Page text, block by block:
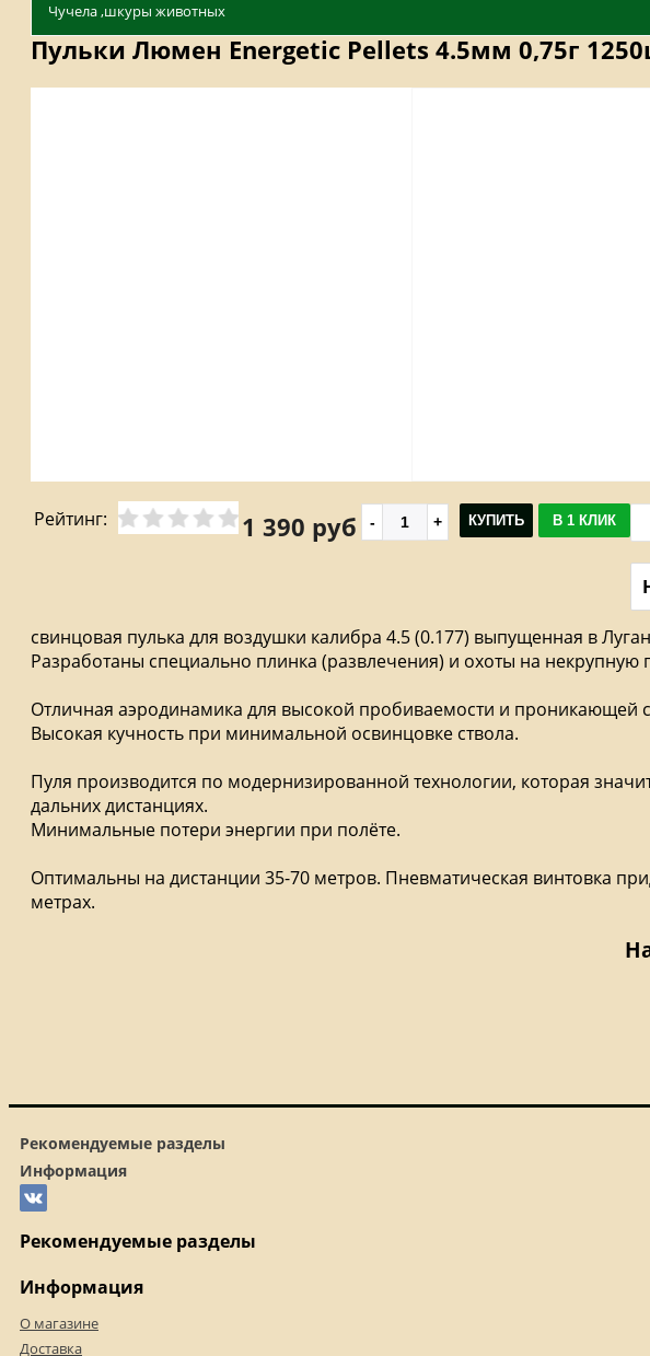
Чучела ,шкуры животных
Пульки Люмен Energetic Pellets 4.5мм 0,75г
Описание Отзывы Наличие на складах
Рейтинг: 1 390 руб КУПИТЬ В 1 КЛИК
свинцовая пулька для воздушки калибра 4.5 (0.177) выпущенная в
Разработаны специально плинка (развлечения) и охоты на некрупную
Отличная аэродинамика для высокой пробиваемости и проникающей
Высокая кучность при минимальной освинцовке ствола.
Пуля производится по модернизированной технологии, которая
дальних дистанциях.
Минимальные потери энергии при полёте.
Оптимальны на дистанции 35-70 метров. Пневматическая винтовка
метрах.
Рекомендуемые разделы
Информация
Рекомендуемые разделы
Информация
О магазине
Доставка